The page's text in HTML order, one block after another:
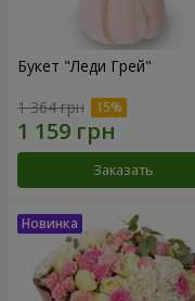
Букет "Леди Грей"
1 364 грн
Заказать